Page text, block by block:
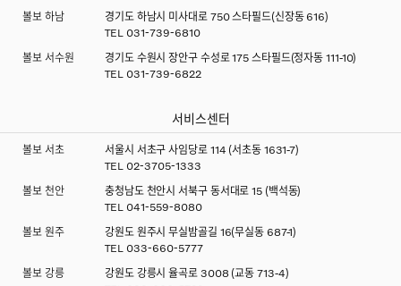
볼보 하남
경기도 하남시 미사대로 750 스타필드(신장동 616)
TEL 031-739-6810
볼보 서수원
경기도 수원시 장안구 수성로 175 스타필드(정자동 111-10)
TEL 031-739-6822
서비스센터
볼보 서초
서울시 서초구 사임당로 114 (서초동 1631-7)
TEL 02-3705-1333
볼보 천안
충청남도 천안시 서북구 동서대로 15 (백석동)
TEL 041-559-8080
볼보 원주
강원도 원주시 무실밤골길 16(무실동 687-1)
TEL 033-660-5777
볼보 강릉
강원도 강릉시 율곡로 3008 (교동 713-4)